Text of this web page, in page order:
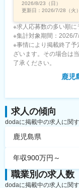
2026/8/23（日）
更新日： 2026/7/28（火）
※求人応募数の多い順に
※集計対象期間：2026/
※事情により掲載終了
ざいます。その場合は
了承ください。
鹿児
求人の傾向
dodaに掲載中の求人に関
鹿児島県
年収900万円～
職業別の求人数
dodaに掲載中の求人に関